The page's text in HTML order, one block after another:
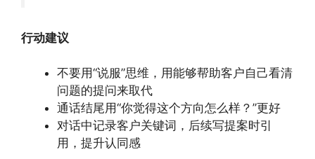
行动建议
不要用“说服”思维，用能够帮助客户自己看清
问题的提问来取代
通话结尾用“你觉得这个方向怎么样？”更好
对话中记录客户关键词，后续写提案时引
用，提升认同感